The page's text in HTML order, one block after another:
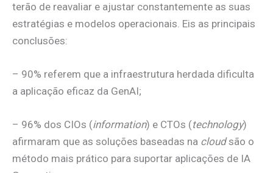
terão de reavaliar e ajustar constantemente as suas
estratégias e modelos operacionais. Eis as principais
conclusões:
– 90% referem que a infraestrutura herdada dificulta
a aplicação eficaz da GenAI;
– 96% dos CIOs (information) e CTOs (technology)
afirmaram que as soluções baseadas na cloudsão o
método mais prático para suportar aplicações de IA